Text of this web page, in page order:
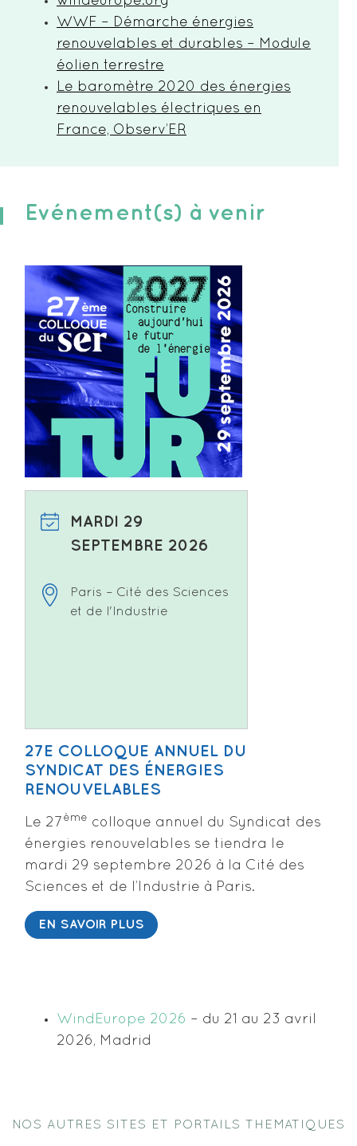
WWF – Démarche énergies
renouvelables et durables – Module
éolien terrestre
Le baromètre 2020 des énergies
renouvelables électriques en
France, Observ’ER
Evénement(s) à venir
MARDI 29
SEPTEMBRE 2026
Paris – Cité des Sciences
et de l'Industrie
27E COLLOQUE ANNUEL DU
SYNDICAT DES ÉNERGIES
RENOUVELABLES
Le 27 ème colloque annuel du Syndicat des
énergies renouvelables se tiendra le
mardi 29 septembre 2026 à la Cité des
Sciences et de l’Industrie à Paris.
EN SAVOIR PLUS
WindEurope 2026 – du 21 au 23 avril
2026, Madrid
NOS AUTRES SITES ET PORTAILS THEMATIQUES